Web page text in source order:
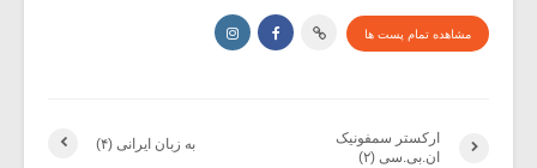
مشاهده تمام پست ها
به زبان ایرانی (۴)
ارکستر سمفونیک
ان.بی.سی (۲)